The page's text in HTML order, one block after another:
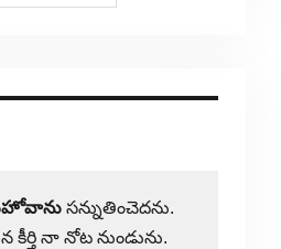
సన్నుతించెదను.
నా నోట నుండును.